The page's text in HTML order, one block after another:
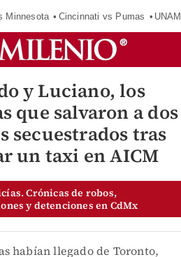
Minnesota Cincinnati vs Pumas UNAM
y Luciano, los
que salvaron a dos
secuestrados tras
un taxi en AICM
Crónicas de robos,
y detenciones en CdMx
habían llegado de Toronto,